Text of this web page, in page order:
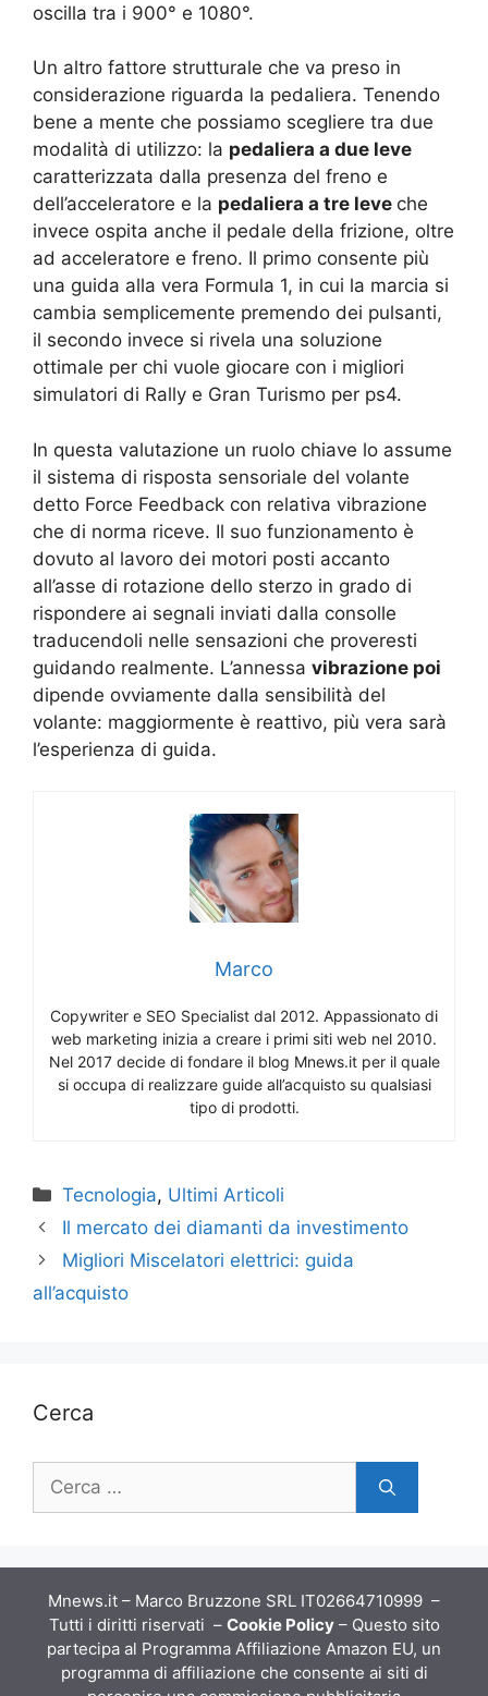
oscilla tra i 900° e 1080°.
Un altro fattore strutturale che va preso in
considerazione riguarda la pedaliera. Tenendo
bene a mente che possiamo scegliere tra due
modalità di utilizzo: la pedaliera a due leve
caratterizzata dalla presenza del freno e
dell’acceleratore e la pedaliera a tre leve che
invece ospita anche il pedale della frizione, oltre
ad acceleratore e freno. Il primo consente più
una guida alla vera Formula 1, in cui la marcia si
cambia semplicemente premendo dei pulsanti,
il secondo invece si rivela una soluzione
ottimale per chi vuole giocare con i migliori
simulatori di Rally e Gran Turismo per ps4.
In questa valutazione un ruolo chiave lo assume
il sistema di risposta sensoriale del volante
detto Force Feedback con relativa vibrazione
che di norma riceve. Il suo funzionamento è
dovuto al lavoro dei motori posti accanto
all’asse di rotazione dello sterzo in grado di
rispondere ai segnali inviati dalla consolle
traducendoli nelle sensazioni che proveresti
guidando realmente. L’annessa vibrazione poi
dipende ovviamente dalla sensibilità del
volante: maggiormente è reattivo, più vera sarà
l’esperienza di guida.
Marco
Copywriter e SEO Specialist dal 2012. Appassionato di
web marketing inizia a creare i primi siti web nel 2010.
Nel 2017 decide di fondare il blog Mnews.it per il quale
si occupa di realizzare guide all’acquisto su qualsiasi
tipo di prodotti.
Categorie
Tecnologia, Ultimi Articoli
Il mercato dei diamanti da investimento
Migliori Miscelatori elettrici: guida
all’acquisto
Cerca
Ricerca
Mnews.it – Marco Bruzzone SRL IT02664710999 –
Tutti i diritti riservati – Cookie Policy– Questo sito
partecipa al Programma Affiliazione Amazon EU, un
programma di affiliazione che consente ai siti di